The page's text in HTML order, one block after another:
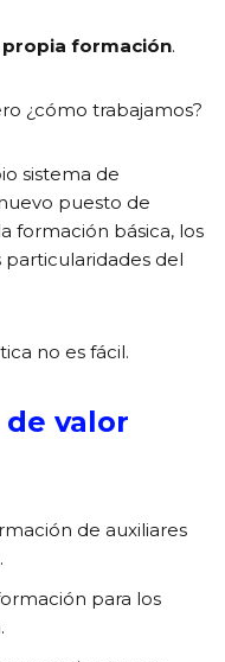
formación.
¿cómo trabajamos?
sistema de
puesto de
formación básica, los
particularidades del
no es fácil.
valor
de auxiliares
para los